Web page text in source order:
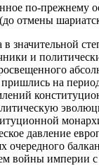
по-прежнему
отмены
значительной
и
на
давление
очередного
войны империи с